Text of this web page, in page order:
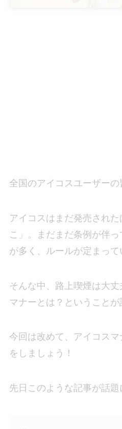
全国のアイコスユーザーの
アイコスはまだ発売され
こ」。まだまだ条例が伴
が多く、ルールが定まって
そんな中、路上喫煙は大
マナーとは？ということが
今回は改めて、アイコス
をしましょう！
先日このような記事が話題